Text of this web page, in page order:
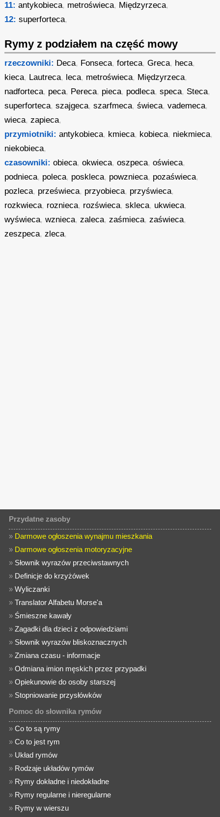
11: antykobieca, metroświeca, Międzyrzeca,
12: superforteca,
Rymy z podziałem na część mowy
rzeczowniki: Deca, Fonseca,forteca,Greca, heca,
kieca, Lautreca, leca, metroświeca, Międzyrzeca,
nadforteca, peca, Pereca, pieca, podleca,speca, Steca,
superforteca,szajgeca,szarfmeca,świeca,vademeca,
wieca,zapieca,
przymiotniki: antykobieca, kmieca, kobieca, niekmieca,
niekobieca,
czasowniki: obieca,okwieca,oszpeca,oświeca,
podnieca, poleca, poskleca, powznieca, pozaświeca,
pozleca, prześwieca, przyobieca, przyświeca,
rozkwieca, roznieca, rozświeca,skleca, ukwieca,
wyświeca,wznieca,zaleca,zaśmieca,zaświeca,
zeszpeca,zleca,
Przydatne zasoby
» Darmowe ogłoszenia wynajmu mieszkania
» Darmowe ogłoszenia motoryzacyjne
» Słownik wyrazów przeciwstawnych
» Definicje do krzyżówek
»Wyliczanki
»Translator Alfabetu Morse'a
» Śmieszne kawały
»Zagadki dla dzieci z odpowiedziami
» Słownik wyrazów bliskoznacznych
»Zmiana czasu - informacje
»Odmiana imion męskich przez przypadki
»Opiekunowie do osoby starszej
» Stopniowanie przysłówków
Pomoc do słownika rymów
»Co to są rymy
»Co to jest rym
» Układ rymów
» Rodzaje układów rymów
» Rymy dokładne i niedokładne
» Rymy regularne i nieregularne
» Rymy w wierszu